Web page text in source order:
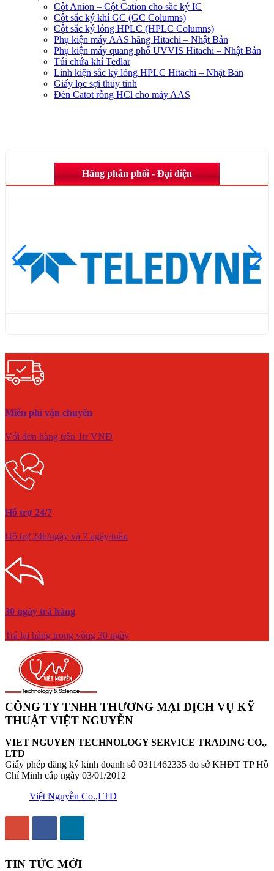
Cột Anion – Cột Cation cho sắc ký IC
Cột sắc ký khí GC (GC Columns)
Cột sắc ký lỏng HPLC (HPLC Columns)
Phụ kiện máy AAS hãng Hitachi – Nhật Bản
Phụ kiện máy quang phổ UVVIS Hitachi – Nhật Bản
Túi chứa khí Tedlar
Linh kiện sắc ký lỏng HPLC Hitachi – Nhật Bản
Giấy lọc sợi thủy tinh
Đèn Catot rỗng HCl cho máy AAS
Hãng phân phối - Đại diện
Miễn phí vận chuyển
Với đơn hàng trên 1tr VNĐ
Hỗ trợ 24/7
Hỗ trợ 24h/ngày và 7 ngày/tuần
30 ngày trả hàng
Trả lại hàng trong vòng 30 ngày
CÔNG TY TNHH THƯƠNG MẠI DỊCH VỤ KỸ
THUẬT VIỆT NGUYỄN
VIET NGUYEN TECHNOLOGY SERVICE TRADING CO.,
LTD
Giấy phép đăng ký kinh doanh số 0311462335 do sở KHĐT TP Hồ
Chí Minh cấp ngày 03/01/2012
Việt Nguyễn Co.,LTD
TIN TỨC MỚI